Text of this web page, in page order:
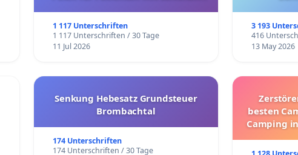
1 117 Unterschriften
1 117 Unterschriften / 30 Tage
11 Jul 2026
3 193
416
13 May 2026
Senkung Hebesatz Grundsteuer
Brombachtal
174 Unterschriften
174 Unterschriften / 30 Tage
besten
Camping